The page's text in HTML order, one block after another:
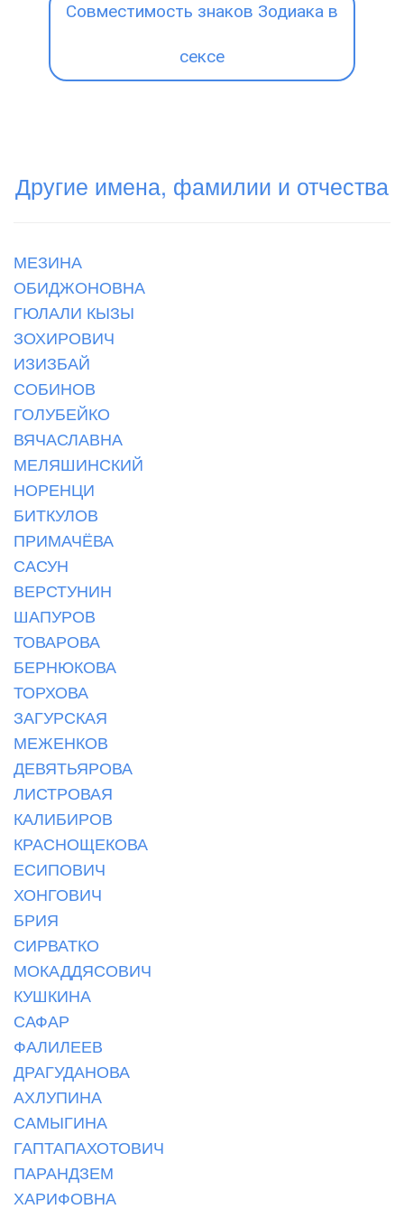
Совместимость знаков Зодиака в
сексе
Другие имена, фамилии и отчества
МЕЗИНА
ОБИДЖОНОВНА
ГЮЛАЛИ КЫЗЫ
ЗОХИРОВИЧ
ИЗИЗБАЙ
СОБИНОВ
ГОЛУБЕЙКО
ВЯЧАСЛАВНА
МЕЛЯШИНСКИЙ
НОРЕНЦИ
БИТКУЛОВ
ПРИМАЧЁВА
САСУН
ВЕРСТУНИН
ШАПУРОВ
ТОВАРОВА
БЕРНЮКОВА
ТОРХОВА
ЗАГУРСКАЯ
МЕЖЕНКОВ
ДЕВЯТЬЯРОВА
ЛИСТРОВАЯ
КАЛИБИРОВ
КРАСНОЩЕКОВА
ЕСИПОВИЧ
ХОНГОВИЧ
БРИЯ
СИРВАТКО
МОКАДДЯСОВИЧ
КУШКИНА
САФАР
ФАЛИЛЕЕВ
ДРАГУДАНОВА
АХЛУПИНА
САМЫГИНА
ГАПТАПАХОТОВИЧ
ПАРАНДЗЕМ
ХАРИФОВНА